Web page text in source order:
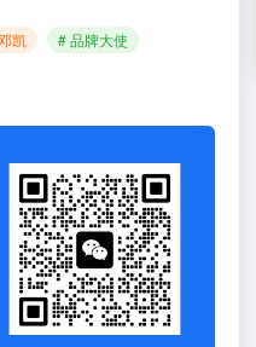
凯
# 品牌大使